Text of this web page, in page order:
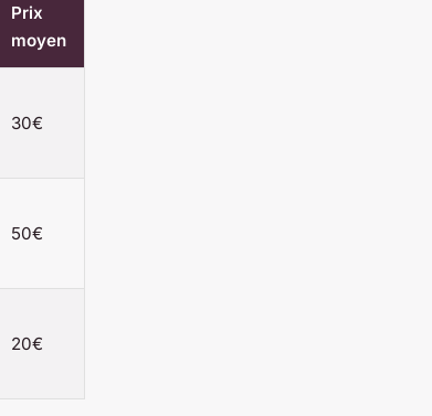
Prix
moyen
30€
50€
20€